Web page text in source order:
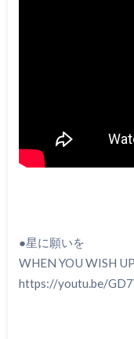
●星に願いを
WHEN YOU WISH
https://youtu.be/